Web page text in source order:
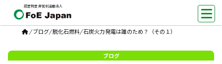
認定特定非営利活動法人
/ ブログ/脱化石燃料/石炭火力発電は誰のため？（その１）